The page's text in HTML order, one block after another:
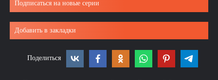
Подписаться на новые серии
Добавить в закладки
Поделиться